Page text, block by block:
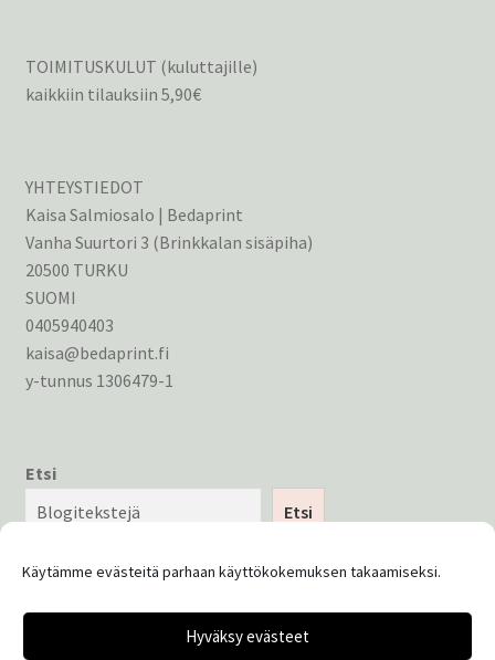
Käytämme evästeitä parhaan käyttökokemuksen takaamiseksi.
Hyväksy evästeet
TOIMITUSKULUT (kuluttajille)
kaikkiin tilauksiin 5,90€
YHTEYSTIEDOT
Kaisa Salmiosalo | Bedaprint
Vanha Suurtori 3 (Brinkkalan sisäpiha)
20500 TURKU
SUOMI
0405940403
kaisa@bedaprint.fi
y-tunnus 1306479-1
Etsi
Etsi